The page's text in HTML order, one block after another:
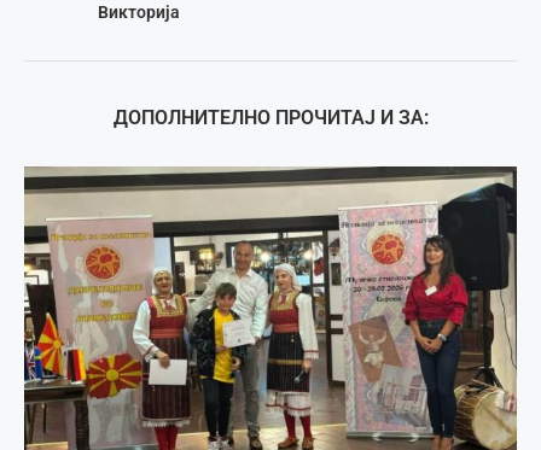
Викторија
ДОПОЛНИТЕЛНО ПРОЧИТАЈ И ЗА: